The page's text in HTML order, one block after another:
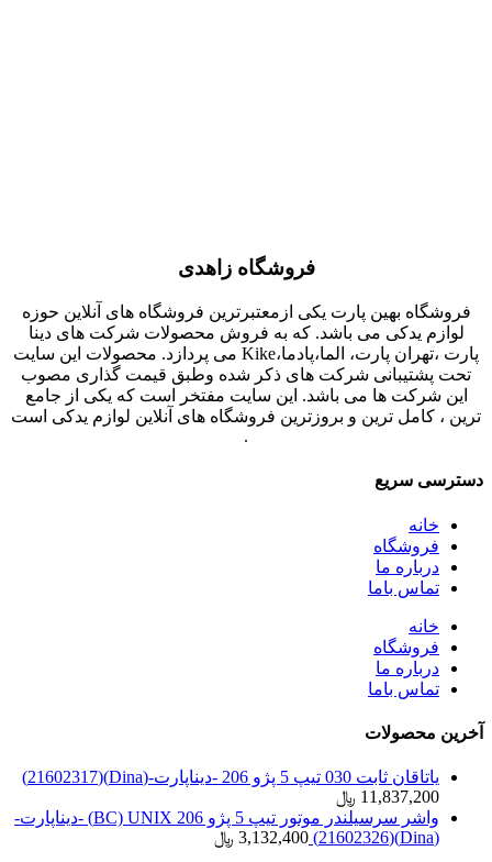
فروشگاه زاهدی
فروشگاه بهین پارت یکی ازمعتبرترین فروشگاه های آنلاین حوزه
لوازم یدکی می باشد. که به فروش محصولات شرکت های دینا
پارت ،تهران پارت، الما،پادما،Kike می پردازد. محصولات این سایت
تحت پشتیبانی شرکت های ذکر شده وطبق قیمت گذاری مصوب
این شرکت ها می باشد. این سایت مفتخر است که یکی از جامع
ترین ، کامل ترین و بروزترین فروشگاه های آنلاین لوازم یدکی است
.
دسترسی سریع
خانه
فروشگاه
درباره ما
تماس باما
خانه
فروشگاه
درباره ما
تماس باما
آخرین محصولات
یاتاقان ثابت 030 تیپ 5 پژو 206 -دیناپارت-(Dina)(21602317)
11,837,200 ﷼
واشر سرسیلندر موتور تیپ 5 پژو 206 BC) UNIX) -دیناپارت-
(Dina)(21602326)
3,132,400 ﷼